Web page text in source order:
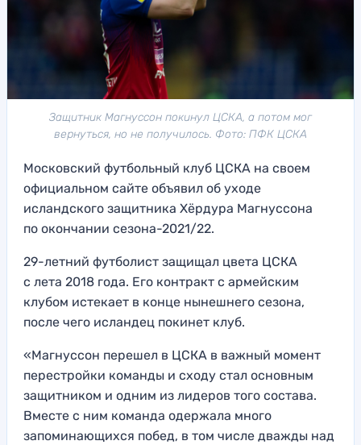
Защитник Магнуссон покинул ЦСКА, а потом мог
вернуться, но не получилось. Фото: ПФК ЦСКА
Московский футбольный клуб ЦСКА на своем
официальном сайте объявил об уходе
исландского защитника Хёрдура Магнуссона
по окончании сезона-2021/22.
29-летний футболист защищал цвета ЦСКА
с лета 2018 года. Его контракт с армейским
клубом истекает в конце нынешнего сезона,
после чего исландец покинет клуб.
«Магнуссон перешел в ЦСКА в важный момент
перестройки команды и сходу стал основным
защитником и одним из лидеров того состава.
Вместе с ним команда одержала много
запоминающихся побед, в том числе дважды над